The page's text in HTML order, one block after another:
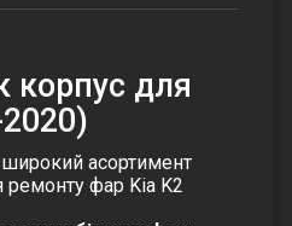
корпус для
асортимент
ремонту фар Kia K2